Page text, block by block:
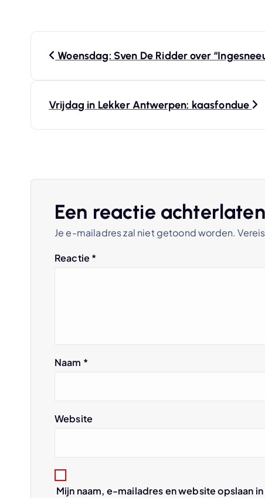
c
Woensdag: Sven De Ridder over
Vrijdag in Lekker Antwerpen: kaasfondue
Een reactie achterlaten
Je e-mailadres zal niet getoond worden.
Reactie *
Naam *
Website
Mijn naam, e-mailadres en website opslaan